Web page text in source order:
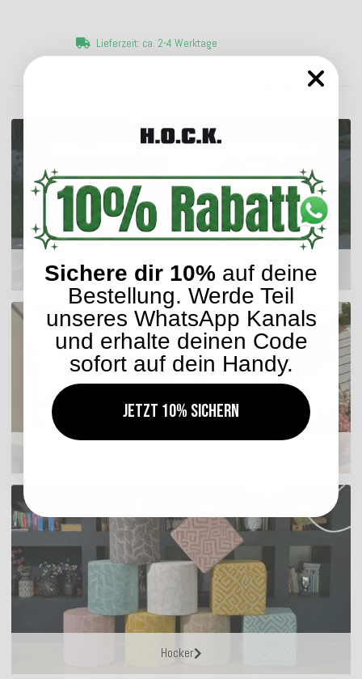
Lieferzeit: ca. 2-4 Werktage
Outdoor Kissen
Hocker
Sichere dir 10% auf deine
Bestellung. Werde Teil
unseres WhatsApp Kanals
und erhalte deinen Code
sofort auf dein Handy.
Jetzt 10% sichern